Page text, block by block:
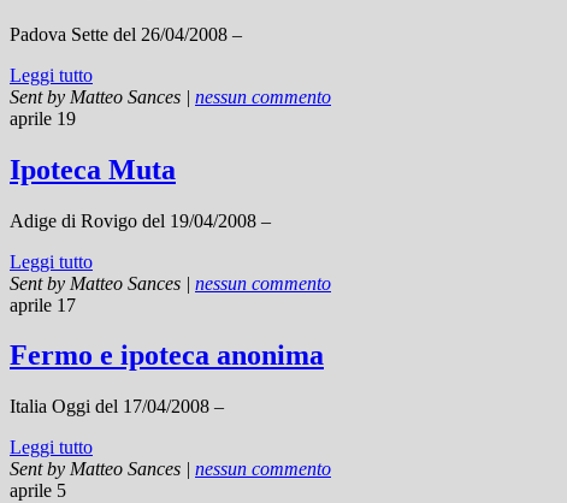
Padova Sette del 26/04/2008 –
Leggi tutto
Sent by Matteo Sances | nessun commento
aprile 19
Ipoteca Muta
Adige di Rovigo del 19/04/2008 –
Leggi tutto
Sent by Matteo Sances | nessun commento
aprile 17
Fermo e ipoteca anonima
Italia Oggi del 17/04/2008 –
Leggi tutto
Sent by Matteo Sances | nessun commento
aprile 5